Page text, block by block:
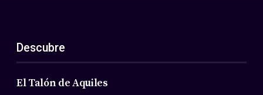
ES
EN
Acerca de nosotros
Miembros
Descubre
El Talón de Aquiles